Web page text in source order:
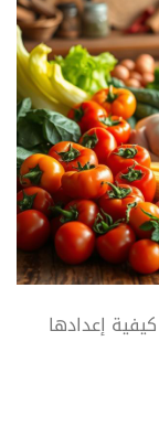
إعدادها